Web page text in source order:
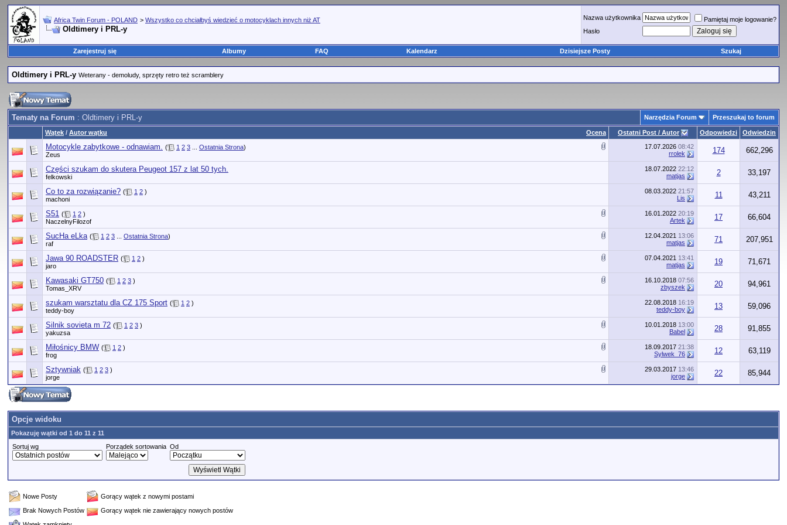
Africa Twin Forum - POLAND > Wszystko co chciałbyś wiedzieć o motocyklach innych niż AT
Oldtimery i PRL-y
Nazwa użytkownika
Pamiętaj moje logowanie?
Hasło
Zarejestruj się Albumy FAQ Kalendarz Dzisiejsze Posty Szukaj
Oldtimery i PRL-y Weterany - demoludy, sprzęty retro też scramblery
Tematy na Forum : Oldtimery i PRL-y Narzędzia Forum Przeszukaj to forum
Ocena
Wątek / Autor wątku Ostatni Post / Autor Odpowiedzi Odwiedzin
Motocykle zabytkowe - odnawiam. ( 1 2 3 Ostatnia Strona)
Zeus
17.07.2026 08:42
rrolek
174 662,296
Części szukam do skutera Peugeot 157 z lat 50 tych.
felkowski
18.07.2022 22:12
matjas
2 33,197
Co to za rozwiązanie? ( 1 2 )
machoni
08.03.2022 21:57
Lis
11 43,211
S51 ( 1 2 )
NaczelnyFilozof
16.01.2022 20:19
Artek
17 66,604
SucHa eLka ( 1 2 3 Ostatnia Strona)
raf
12.04.2021 13:06
matjas
71 207,951
Jawa 90 ROADSTER ( 1 2 )
jaro
07.04.2021 13:41
matjas
19 71,671
Kawasaki GT750 ( 1 2 3 )
Tomas_XRV
16.10.2018 07:56
zbyszek
20 94,961
szukam warsztatu dla CZ 175 Sport ( 1 2 )
teddy-boy
22.08.2018 16:19
teddy-boy
13 59,096
Silnik sovieta m 72 ( 1 2 3 )
yakuzsa
10.01.2018 13:00
Babel
28 91,855
Miłośnicy BMW ( 1 2 )
frog
18.09.2017 21:38
Sylwek_76
12 63,119
Sztywniak ( 1 2 3 )
jorge
29.03.2017 13:46
jorge
22 85,944
Opcje widoku
Pokazuję wątki od 1 do 11 z 11
Sortuj wg
Porządek sortowania Od
Nowe Posty
Gorący wątek z nowymi postami
Brak Nowych Postów
Gorący wątek nie zawierający nowych postów